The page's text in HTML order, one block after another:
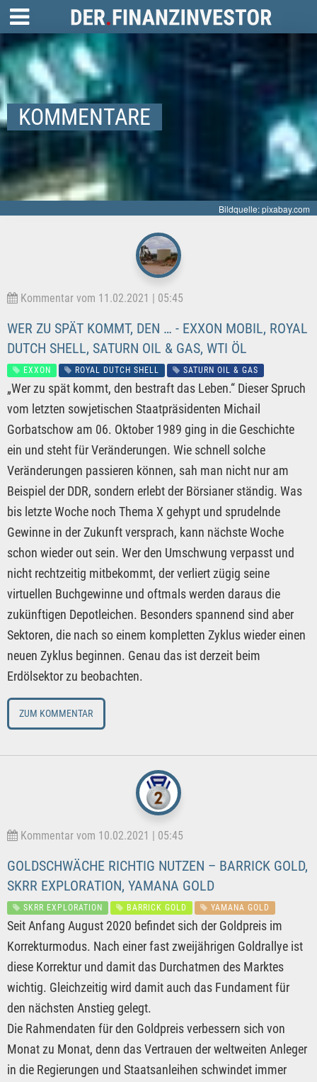
KOMMENTARE
Bildquelle: pixabay.com
Kommentar vom 11.02.2021 | 05:45
WER ZU SPÄT KOMMT, DEN … - EXXON MOBIL, ROYAL
DUTCH SHELL, SATURN OIL & GAS, WTI ÖL
EXXON ROYAL DUTCH SHELL SATURN OIL & GAS
„Wer zu spät kommt, den bestraft das Leben.“ Dieser Spruch
vom letzten sowjetischen Staatpräsidenten Michail
Gorbatschow am 06. Oktober 1989 ging in die Geschichte
ein und steht für Veränderungen. Wie schnell solche
Veränderungen passieren können, sah man nicht nur am
Beispiel der DDR, sondern erlebt der Börsianer ständig. Was
bis letzte Woche noch Thema X gehypt und sprudelnde
Gewinne in der Zukunft versprach, kann nächste Woche
schon wieder out sein. Wer den Umschwung verpasst und
nicht rechtzeitig mitbekommt, der verliert zügig seine
virtuellen Buchgewinne und oftmals werden daraus die
zukünftigen Depotleichen. Besonders spannend sind aber
Sektoren, die nach so einem kompletten Zyklus wieder einen
neuen Zyklus beginnen. Genau das ist derzeit beim
Erdölsektor zu beobachten.
ZUM KOMMENTAR
Kommentar vom 10.02.2021 | 05:45
GOLDSCHWÄCHE RICHTIG NUTZEN – BARRICK GOLD,
SKRR EXPLORATION, YAMANA GOLD
SKRR EXPLORATION BARRICK GOLD YAMANA GOLD
Seit Anfang August 2020 befindet sich der Goldpreis im
Korrekturmodus. Nach einer fast zweijährigen Goldrallye ist
diese Korrektur und damit das Durchatmen des Marktes
wichtig. Gleichzeitig wird damit auch das Fundament für
den nächsten Anstieg gelegt.
Die Rahmendaten für den Goldpreis verbessern sich von
Monat zu Monat, denn das Vertrauen der weltweiten Anleger
in die Regierungen und Staatsanleihen schwindet immer